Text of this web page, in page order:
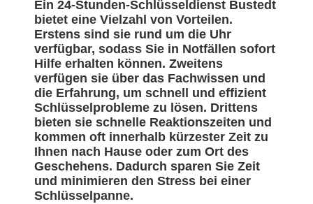
Ein 24-Stunden-Schlüsseldienst Bustedt
bietet eine Vielzahl von Vorteilen.
Erstens sind sie rund um die Uhr
verfügbar, sodass Sie in Notfällen sofort
Hilfe erhalten können. Zweitens
verfügen sie über das Fachwissen und
die Erfahrung, um schnell und effizient
Schlüsselprobleme zu lösen. Drittens
bieten sie schnelle Reaktionszeiten und
kommen oft innerhalb kürzester Zeit zu
Ihnen nach Hause oder zum Ort des
Geschehens. Dadurch sparen Sie Zeit
und minimieren den Stress bei einer
Schlüsselpanne.